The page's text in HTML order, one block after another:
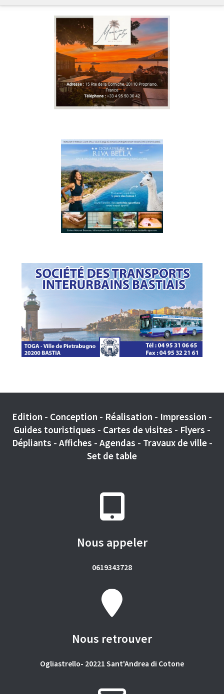
Edition - Conception - Réalisation - Impression -
Guides touristiques - Cartes de visites - Flyers -
Dépliants - Affiches - Agendas - Travaux de ville -
Set de table
Nous appeler
0619343728
Nous retrouver
Ogliastrello- 20221 Sant'Andrea di Cotone